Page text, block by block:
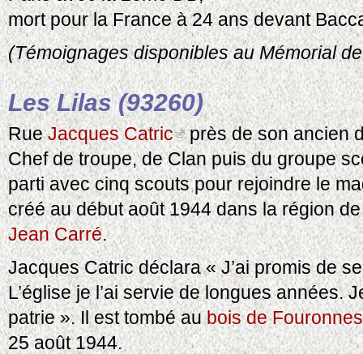
mort pour la France à 24 ans devant
(Témoignages disponibles au Mémorial
Les Lilas (93260)
RueJacques Catric près de son ancien
Chef de troupe, de Clan puis du groupe
parti avec cinq scouts pour rejoindre le
créé au début août 1944 dans la région
Jean Carré.
Jacques Catric déclara « J’ai promis de
L’église je l’ai servie de longues années.
patrie ». Il est tombé aubois de Fouronnes
25 août 1944.